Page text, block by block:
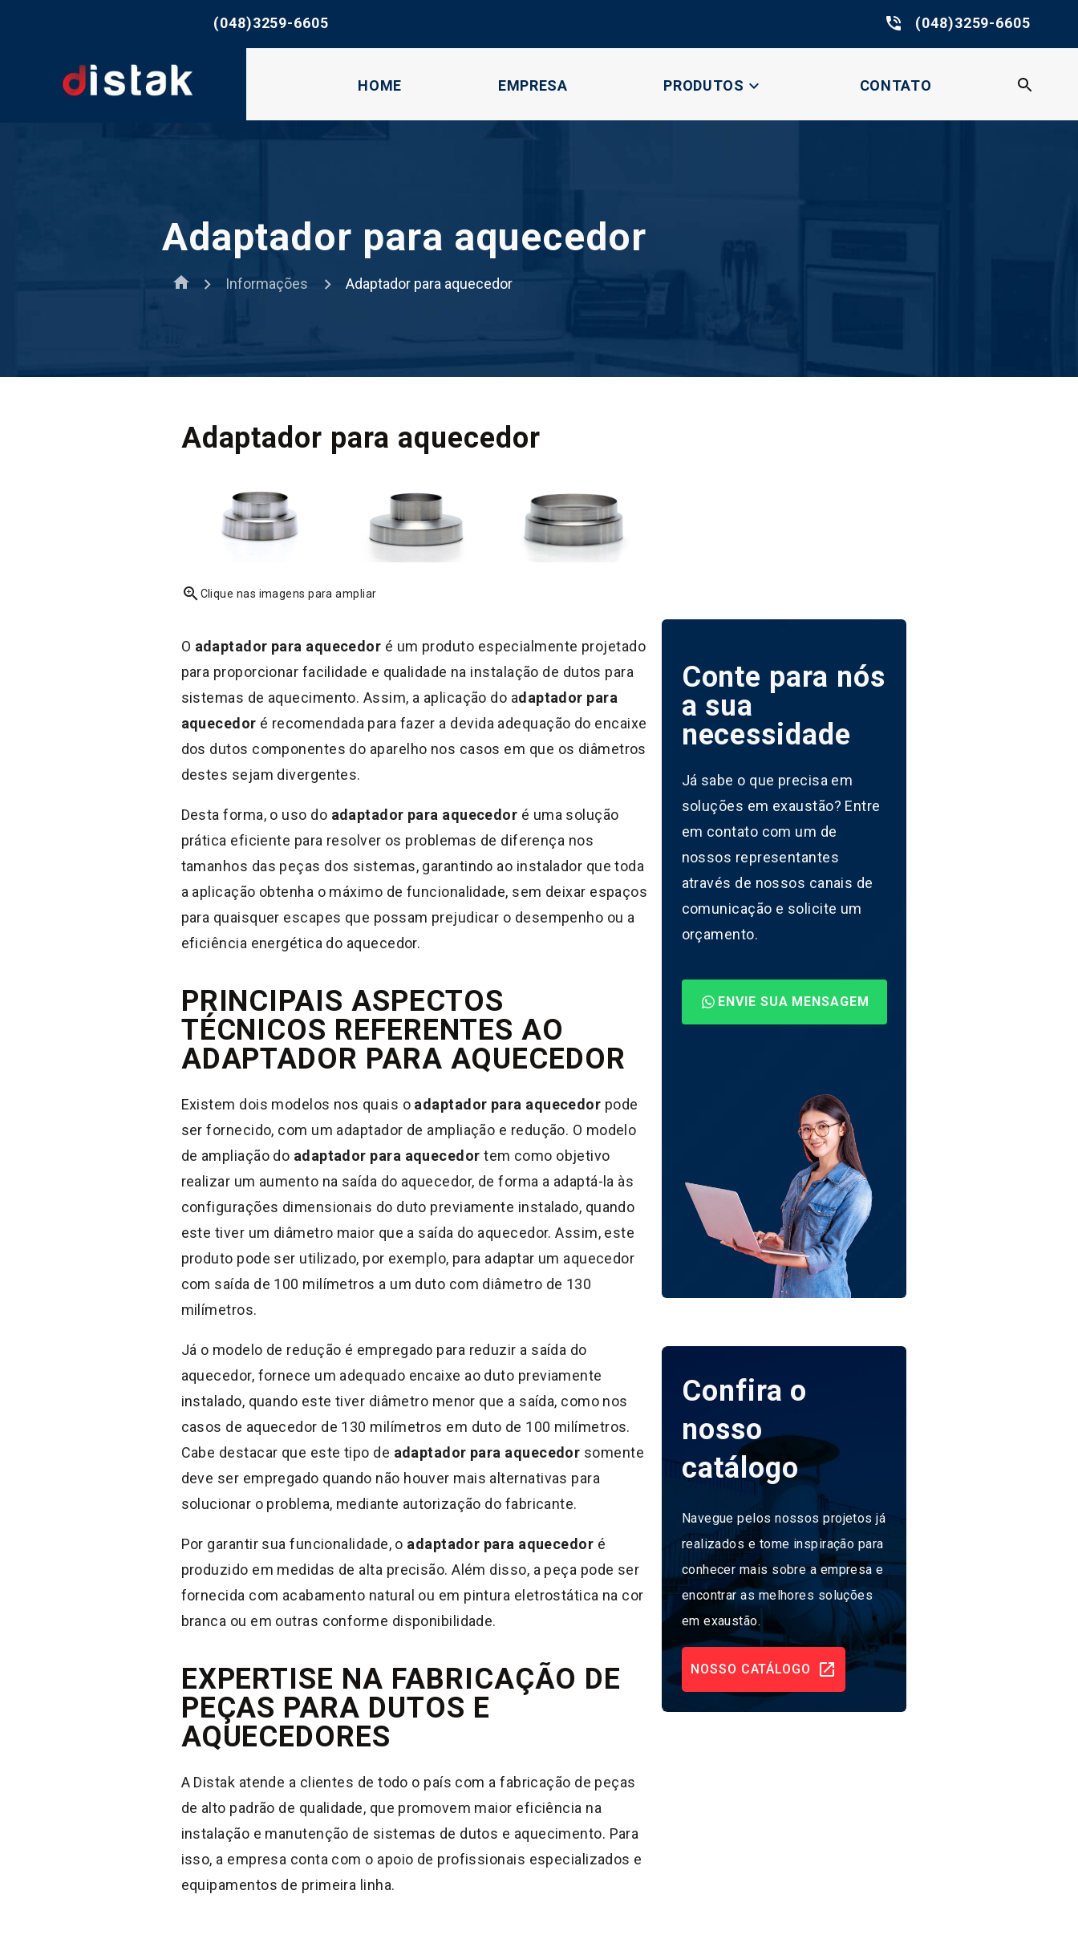
(048)3259-6605 phone_in_talk (048)3259-6605
HOME EMPRESA PRODUTOS expand_more CONTATO
Adaptador para aquecedor
home Informações Adaptador para aquecedor
Adaptador para aquecedor
zoom_inClique nas imagens para ampliar
O adaptador para aquecedor é um produto especialmente projetado
para proporcionar facilidade e qualidade na instalação de dutos para
sistemas de aquecimento. Assim, a aplicação do adaptador para
aquecedor é recomendada para fazer a devida adequação do encaixe
dos dutos componentes do aparelho nos casos em que os diâmetros
destes sejam divergentes.
Desta forma, o uso do adaptador para aquecedor é uma solução
prática eficiente para resolver os problemas de diferença nos
tamanhos das peças dos sistemas, garantindo ao instalador que toda
a aplicação obtenha o máximo de funcionalidade, sem deixar espaços
para quaisquer escapes que possam prejudicar o desempenho ou a
eficiência energética do aquecedor.
PRINCIPAIS ASPECTOS
TÉCNICOS REFERENTES AO
ADAPTADOR PARA AQUECEDOR
Existem dois modelos nos quais o adaptador para aquecedor pode
ser fornecido, com um adaptador de ampliação e redução. O modelo
de ampliação do adaptador para aquecedor tem como objetivo
realizar um aumento na saída do aquecedor, de forma a adaptá-la às
configurações dimensionais do duto previamente instalado, quando
este tiver um diâmetro maior que a saída do aquecedor. Assim, este
produto pode ser utilizado, por exemplo, para adaptar um aquecedor
com saída de 100 milímetros a um duto com diâmetro de 130
milímetros.
Já o modelo de redução é empregado para reduzir a saída do
aquecedor, fornece um adequado encaixe ao duto previamente
instalado, quando este tiver diâmetro menor que a saída, como nos
casos de aquecedor de 130 milímetros em duto de 100 milímetros.
Cabe destacar que este tipo de adaptador para aquecedor somente
deve ser empregado quando não houver mais alternativas para
solucionar o problema, mediante autorização do fabricante.
Por garantir sua funcionalidade, o adaptador para aquecedor é
produzido em medidas de alta precisão. Além disso, a peça pode ser
fornecida com acabamento natural ou em pintura eletrostática na cor
branca ou em outras conforme disponibilidade.
EXPERTISE NA FABRICAÇÃO DE
PEÇAS PARA DUTOS E
AQUECEDORES
A Distak atende a clientes de todo o país com a fabricação de peças
de alto padrão de qualidade, que promovem maior eficiência na
instalação e manutenção de sistemas de dutos e aquecimento. Para
isso, a empresa conta com o apoio de profissionais especializados e
equipamentos de primeira linha.
Conte para nós
a sua
necessidade
Já sabe o que precisa em
soluções em exaustão? Entre
em contato com um de
nossos representantes
através de nossos canais de
comunicação e solicite um
orçamento.
ENVIE SUA MENSAGEM
Confira o
nosso
catálogo
Navegue pelos nossos projetos já
realizados e tome inspiração para
conhecer mais sobre a empresa e
encontrar as melhores soluções
em exaustão.
NOSSO CATÁLOGO